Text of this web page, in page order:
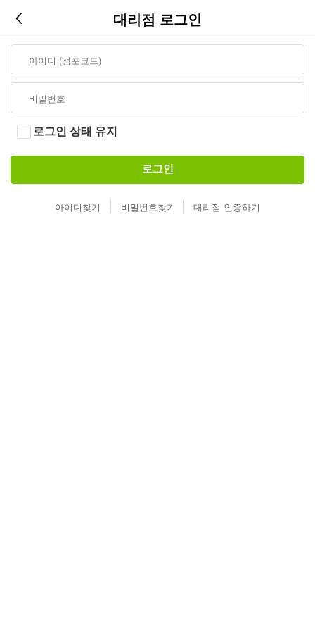
대리점 로그인
로그인 상태 유지
로그인
아이디찾기 비밀번호찾기 대리점 인증하기